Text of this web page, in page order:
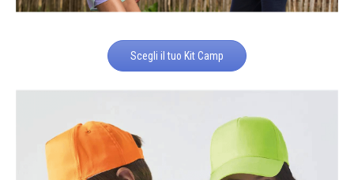
Scegli il tuo Kit Camp